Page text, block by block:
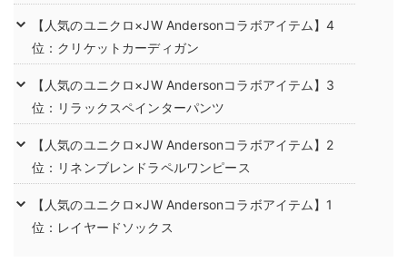
【人気のユニクロ×JW Andersonコラボアイテム】4
位：クリケットカーディガン
【人気のユニクロ×JW Andersonコラボアイテム】3
位：リラックスペインターパンツ
【人気のユニクロ×JW Andersonコラボアイテム】2
位：リネンブレンドラペルワンピース
【人気のユニクロ×JW Andersonコラボアイテム】1
位：レイヤードソックス